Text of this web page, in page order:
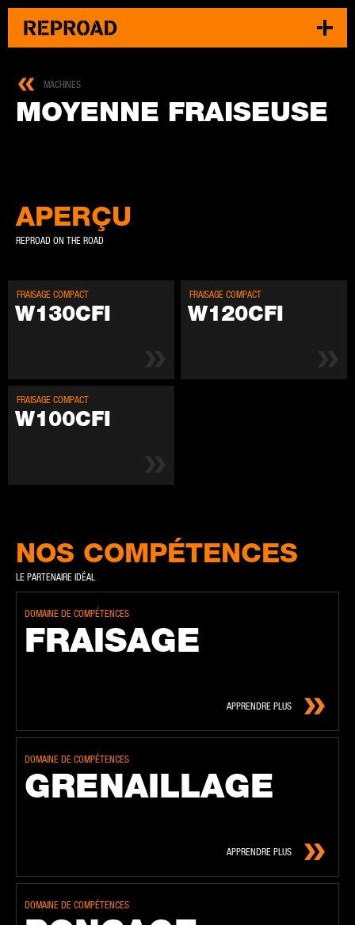
MACHINES
MOY­ENNE FRAISEUSE
APERÇU
REPROAD ON THE ROAD
FRAIS­AGE COM­PACT
W130CFI
FRAIS­AGE COM­PACT
W120CFI
FRAIS­AGE COM­PACT
W100CFI
NOS COMPÉTENCES
LE PARTENAIRE IDÉAL
DOMAINE DE COMPÉTENCES
FRAIS­AGE
APPRENDRE PLUS
DOMAINE DE COMPÉTENCES
GRE­NAIL­LAGE
APPRENDRE PLUS
DOMAINE DE COMPÉTENCES